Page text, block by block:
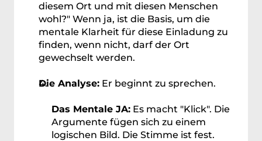
diesem Ort und mit diesen Menschen
wohl?" Wenn ja, ist die Basis, um die
mentale Klarheit für diese Einladung zu
finden, wenn nicht, darf der Ort
gewechselt werden.
Die Analyse: Er beginnt zu sprechen.
Das Mentale JA: Es macht "Klick". Die
Argumente fügen sich zu einem
logischen Bild. Die Stimme ist fest.